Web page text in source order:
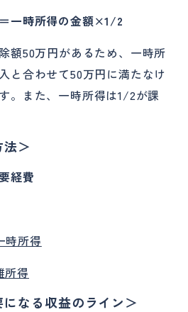
一時所得の金額×1/2
額50万円があるため、一時所
と合わせて50万円に満たなけ
。また、一時所得は1/2が課
＞
経費
所得
得
なる収益のライン＞